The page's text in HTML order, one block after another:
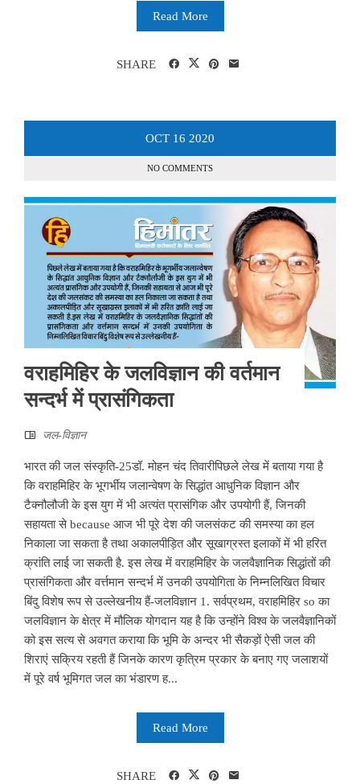
Read More
SHARE
OCT 16 2020
NO COMMENTS
वराहमिहिर के जलविज्ञान की वर्तमान
सन्दर्भ में प्रासंगिकता
जल-विज्ञान
भारत की जल संस्कृति-25डॉ. मोहन चंद तिवारीपिछले लेख में बताया गया है
कि वराहमिहिर के भूगर्भीय जलान्वेषण के सिद्धांत आधुनिक विज्ञान और
टैक्नौलौजी के इस युग में भी अत्यंत प्रासंगिक और उपयोगी हैं, जिनकी
सहायता से because आज भी पूरे देश की जलसंकट की समस्या का हल
निकाला जा सकता है तथा अकालपीड़ित और सूखाग्रस्त इलाकों में भी हरित
क्रांति लाई जा सकती है. इस लेख में वराहमिहिर के जलवैज्ञानिक सिद्धांतों की
प्रासंगिकता और वर्त्तमान सन्दर्भ में उनकी उपयोगिता के निम्नलिखित विचार
बिंदु विशेष रूप से उल्लेखनीय हैं-जलविज्ञान 1. सर्वप्रथम, वराहमिहिर so का
जलविज्ञान के क्षेत्र में मौलिक योगदान यह है कि उन्होंने विश्व के जलवैज्ञानिकों
को इस सत्य से अवगत कराया कि भूमि के अन्दर भी सैकड़ों ऐसी जल की
शिराएं सक्रिय रहती हैं जिनके कारण कृत्रिम प्रकार के बनाए गए जलाशयों
में पूरे वर्ष भूमिगत जल का भंडारण ह...
Read More
SHARE